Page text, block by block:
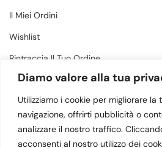
Diamo valore alla tua
Utilizziamo i cookie per migliorare la
navigazione, offrirti pubblicità o
analizzare il nostro traffico.
acconsenti al nostro utilizzo dei
Il Miei Ordini
Wishlist
Rintraccia Il Tuo Ordine
CONTATTI
Via Margherita 34,